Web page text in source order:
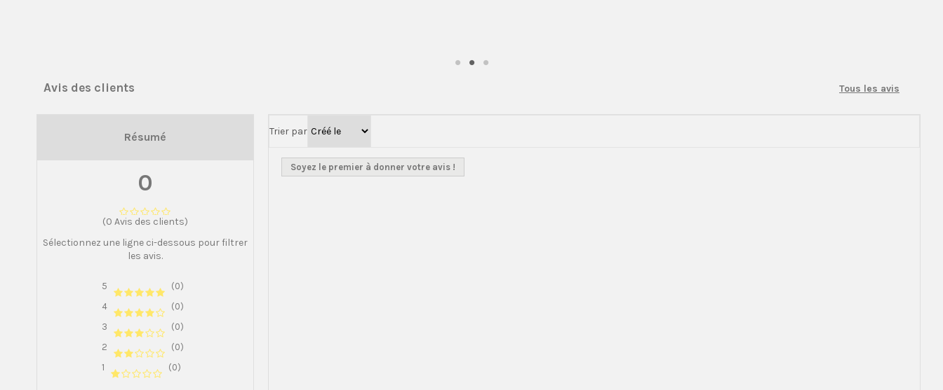
Avis des clients Tous les avis
Résumé
0
(0 Avis des clients)
Sélectionnez une ligne ci-dessous pour filtrer
les avis.
5
(0)
4
(0)
3
(0)
2
(0)
1
(0)
Trier par
Soyez le premier à donner votre avis !